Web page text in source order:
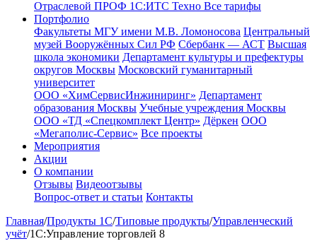
Отраслевой ПРОФ 1С:ИТС Техно Все тарифы
Портфолио
Факультеты МГУ имени М.В. Ломоносова Центральный
музей Вооружённых Сил РФ Сбербанк — АСТ Высшая
школа экономики Департамент культуры и префектуры
округов Москвы Московский гуманитарный
университет
ООО «ХимСервисИнжиниринг» Департамент
образования Москвы Учебные учреждения Москвы
ООО «ТД «Спецкомплект Центр» Дёркен ООО
«Мегаполис-Сервис» Все проекты
Мероприятия
Акции
О компании
Отзывы Видеоотзывы
Вопрос-ответ и статьи Контакты
Главная/Продукты 1С/Типовые продукты/Управленческий
учёт/1С:Управление торговлей 8